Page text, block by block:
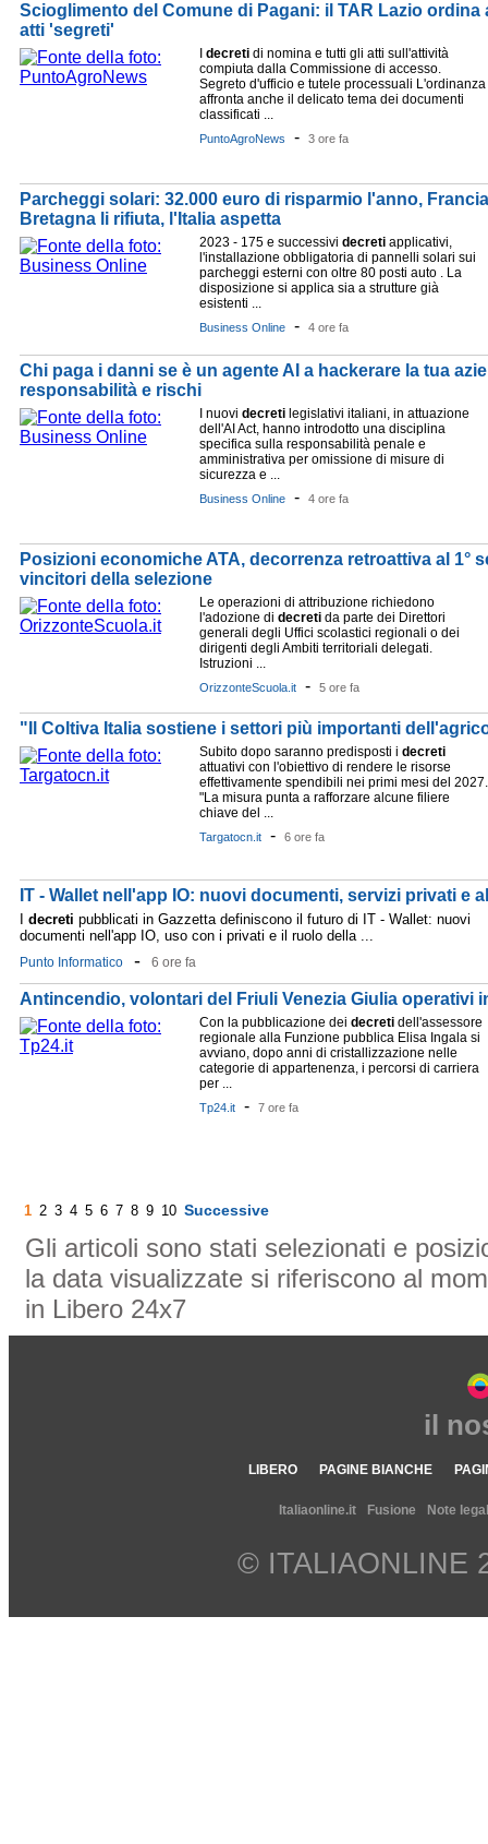
Scioglimento del Comune di Pagani: il TAR Lazio
atti 'segreti'
decreti di nomina e tutti gli atti sull'attività
compiuta dalla Commissione di accesso.
Segreto d'ufficio e tutele processuali L'ordinanza
affronta anche il delicato tema dei documenti
classificati ...
PuntoAgroNews - 3 ore fa
Parcheggi solari: 32.000 euro di risparmio l'anno,
Bretagna li rifiuta, l'Italia aspetta
2023 - 175 e successivi decreti applicativi,
l'installazione obbligatoria di pannelli solari sui
parcheggi esterni con oltre 80 posti auto . La
disposizione si applica sia a strutture già
esistenti ...
Business Online - 4 ore fa
Chi paga i danni se è un agente AI a hackerare la tua
responsabilità e rischi
I nuovi decreti legislativi italiani, in attuazione
dell'AI Act, hanno introdotto una disciplina
specifica sulla responsabilità penale e
amministrativa per omissione di misure di
sicurezza e ...
Business Online - 4 ore fa
Posizioni economiche ATA, decorrenza retroattiva al 1°
vincitori della selezione
Le operazioni di attribuzione richiedono
l'adozione di decreti da parte dei Direttori
generali degli Uffici scolastici regionali o dei
dirigenti degli Ambiti territoriali delegati.
Istruzioni ...
OrizzonteScuola.it - 5 ore fa
"Il Coltiva Italia sostiene i settori più importanti
Subito dopo saranno predisposti i decreti
attuativi con l'obiettivo di rendere le risorse
effettivamente spendibili nei primi mesi del 2027.
"La misura punta a rafforzare alcune filiere
chiave del ...
Targatocn.it - 6 ore fa
IT - Wallet nell'app IO: nuovi documenti, servizi privati e
decreti pubblicati in Gazzetta definiscono il futuro di IT - Wallet: nuovi
documenti nell'app IO, uso con i privati e il ruolo della ...
Punto Informatico - 6 ore fa
Antincendio, volontari del Friuli Venezia Giulia operativi
Con la pubblicazione dei decreti dell'assessore
regionale alla Funzione pubblica Elisa Ingala si
avviano, dopo anni di cristallizzazione nelle
categorie di appartenenza, i percorsi di carriera
per ...
Tp24.it - 7 ore fa
1 2 3 4 5 6 7 8 9 10 Successive
Gli articoli sono stati selezionati e
la data visualizzate si riferiscono al
in Libero 24x7
il
LIBERO PAGINE BIANCHE
Italiaonline.it Fusione Note
© ITALIAONLINE